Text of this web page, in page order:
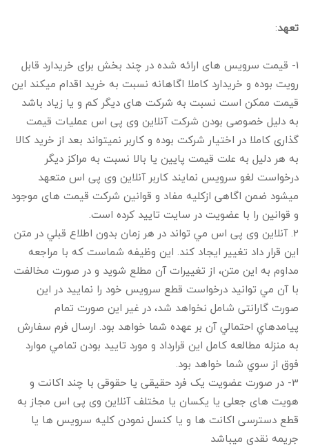
تعهد:
1- قیمت سرویس های ارائه شده در چند بخش برای خریدارد قابل
رویت بوده و خریدارد کاملا اگاهانه نسبت به خرید اقدام میکند این
قیمت ممکن است نسبت به شرکت های دیگر کم و یا زیاد باشد
به دلیل خصوصی بودن شرکت آنلاین وی پی اس عملیات قیمت
گذاری کاملا در اختیار شرکت بوده و کاربر نمیتواند بعد از خرید کالا
به هر دلیل به علت قیمت پایین یا بالا نسبت به مراکز دیگر
درخواست لغو سرویس نمایند کاربر آنلاین وی پی اس متعهد
میشود ضمن اگاهی ازکلیه مفاد و قوانین شرکت قیمت های موجود
و قوانین را با عضویت در سایت تایید کرده است.
2. آنلاین وی پی اس مي تواند در هر زمان بدون اطلاع قبلي در متن
اين قرار داد تغيير ايجاد کند. اين وظيفه شماست که با مراجعه
مداوم به اين متن، از تغييرات آن مطلع شويد و در صورت مخالفت
با آن مي توانيد درخواست قطع سرويس خود را نماييد در این
صورت گارانتی شامل نخواهد شد، در غير اين صورت تمام
پيامدهاي احتمالي آن بر عهده شما خواهد بود. ارسال فرم سفارش
به منزله مطالعه كامل اين قرارداد و مورد تاييد بودن تمامي موارد
فوق از سوي شما خواهد بود.
3- در صورت عضویت یک فرد حقیقی یا حقوقی با چند اکانت و
هویت های جعلی یا یکسان یا مختلف آنلاین وی پی اس مجاز به
قطع دسترسی اکانت ها و یا کنسل نمودن کلیه سرویس ها یا
جریمه نقدی میباشد